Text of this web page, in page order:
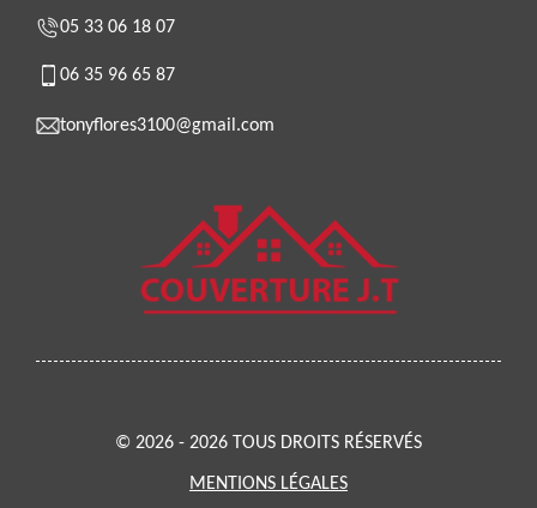
05 33 06 18 07
06 35 96 65 87
tonyflores3100@gmail.com
© 2026 - 2026 TOUS DROITS RÉSERVÉS
MENTIONS LÉGALES